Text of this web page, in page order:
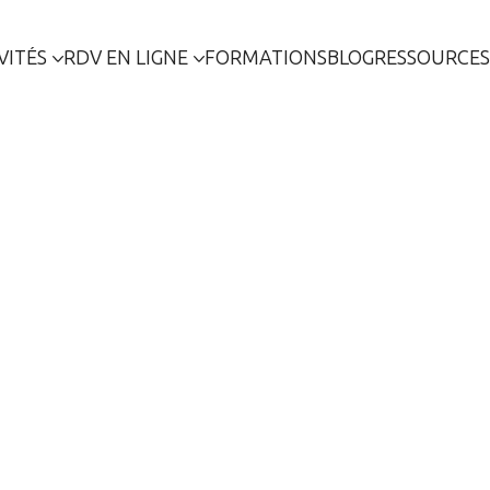
RDV EN LIGNE FORMATIONSBLOGRESSOURCES